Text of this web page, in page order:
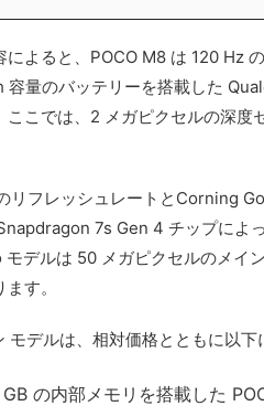
よると、POCO M8 は 120 Hz
量のバッテリーを搭載した
ここでは、2 メガピクセルの深
リフレッシュレートとCorning
7s Gen 4 チップによ
デルは 50 メガピクセルのメイ
す。
デルは、相対価格とともに以下
の内部メモリを搭載した